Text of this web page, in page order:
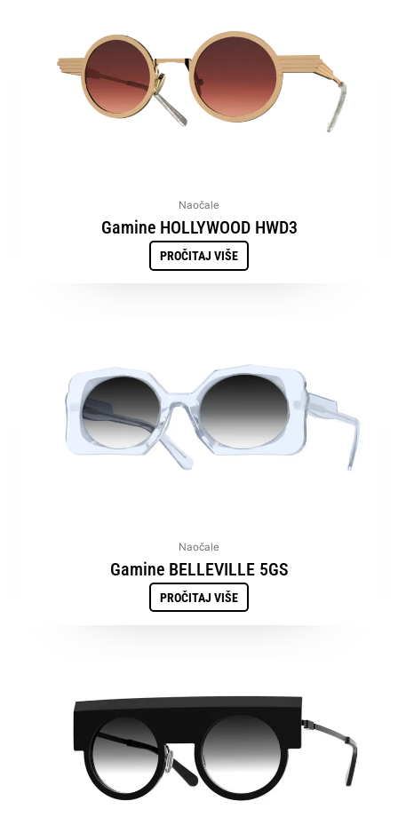
Naočale
Gamine HOLLYWOOD HWD3
PROČITAJ VIŠE
Naočale
Gamine BELLEVILLE 5GS
PROČITAJ VIŠE